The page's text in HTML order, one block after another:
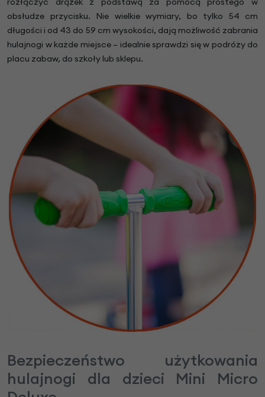
obsłudze przycisku. Nie wielkie wymiary, bo tylko 54 cm
długości i od 43 do 59 cm wysokości, dają możliwość zabrania
hulajnogi w każde miejsce – idealnie sprawdzi się w podróży do
placu zabaw, do szkoły lub sklepu.
Bezpieczeństwo użytkowania
hulajnogi dla dzieci Mini Micro